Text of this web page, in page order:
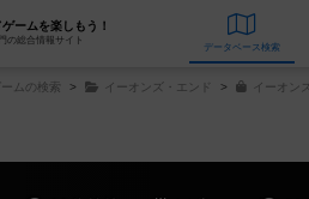
ームを楽しもう！
の総合情報サイト
データベース
ムの検索 イーオンズ・エンド イーオン